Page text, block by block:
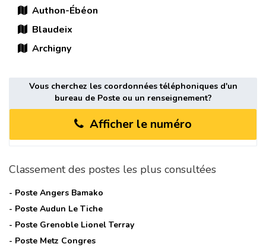
Authon-Ébéon
Blaudeix
Archigny
Vous cherchez les coordonnées téléphoniques d'un
bureau de Poste ou un renseignement?
Afficher le numéro
Classement des postes les plus consultées
- Poste Angers Bamako
- Poste Audun Le Tiche
- Poste Grenoble Lionel Terray
- Poste Metz Congres